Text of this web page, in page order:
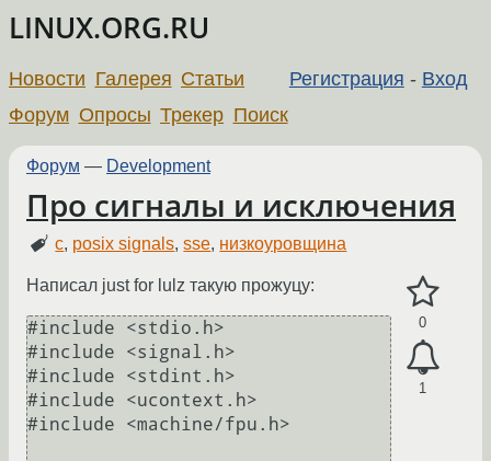
LINUX.ORG.RU
Регистрация - Вход
Новости Галерея Статьи
Форум Опросы Трекер Поиск
Форум — Development
Про сигналы и исключения
c, posix signals,sse, низкоуровщина
0
1
Написал just for lulz такую прожуцу:
#include <stdio.h>
#include <signal.h>
#include <stdint.h>
#include <ucontext.h>
#include <machine/fpu.h>